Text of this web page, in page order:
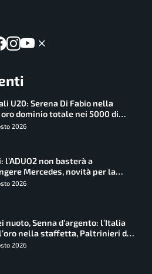
U20: Serena Di Fabio nella
dominio totale nei 5000 di
2026
l’ADUO2 non basterà a
Mercedes, novità per la
2026
nuoto, Senna d’argento: l’Italia
nella staffetta, Paltrinieri da
azzurro
2026